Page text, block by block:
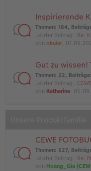
Inspirierende
Themen: 184,
Letzter Beitrag: Re:
von okular,
Gut zu
Themen: 22, Beiträge:
Letzter Beitrag:
von Katharine,
CEWE
Themen: 527,
Letzter Beitrag: Re:
von Hoang_Gia